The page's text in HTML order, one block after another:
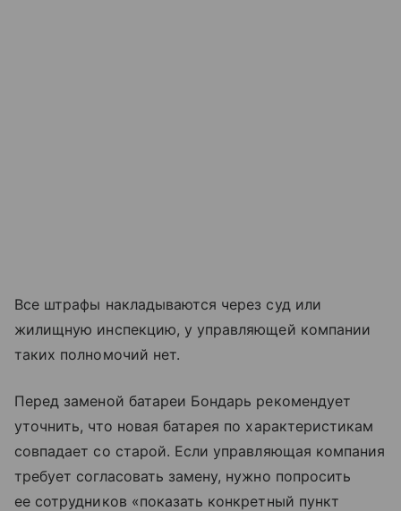
Все штрафы накладываются через суд или
жилищную инспекцию, у управляющей компании
таких полномочий нет.
Перед заменой батареи Бондарь рекомендует
уточнить, что новая батарея по характеристикам
совпадает со старой. Если управляющая компания
требует согласовать замену, нужно попросить
ее сотрудников «показать конкретный пункт